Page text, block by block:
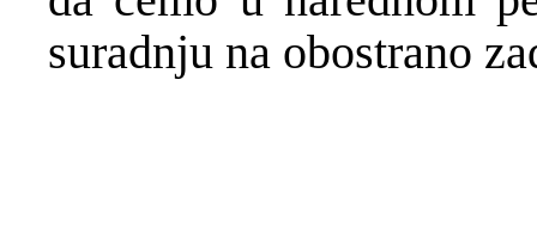
suradnju na obostrano